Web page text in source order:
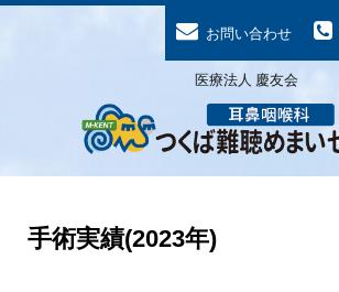
お問い合わせ
医療法人 慶友会
手術実績(2023年)